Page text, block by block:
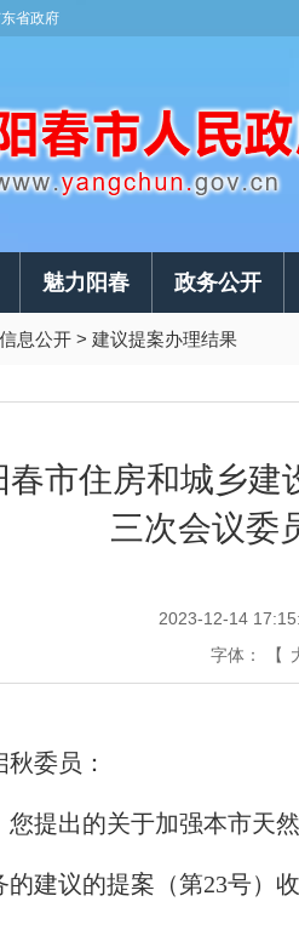
省政府
魅力阳春 政务公开
信息公开 > 建议提案办理结果
春市住房和城乡建
三次会议委
2023-12-14
字体：
【
秋委员：
出的关于加强本市天然
的建议的提案（第23号）